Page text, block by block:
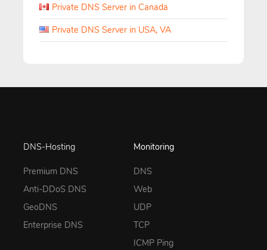
Private DNS Server in Canada
Private DNS Server in USA, VA
DNS-Hosting
Premium DNS
Anti-DDoS DNS
GeoDNS
Enterprise DNS
Monitoring
DNS
Web
UDP
TCP
ICMP Ping